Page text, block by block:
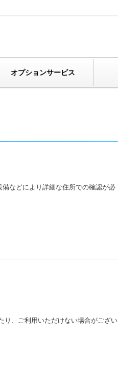
オプションサービス
などにより詳細な住所での確認が必
り、ご利用いただけない場合がござい